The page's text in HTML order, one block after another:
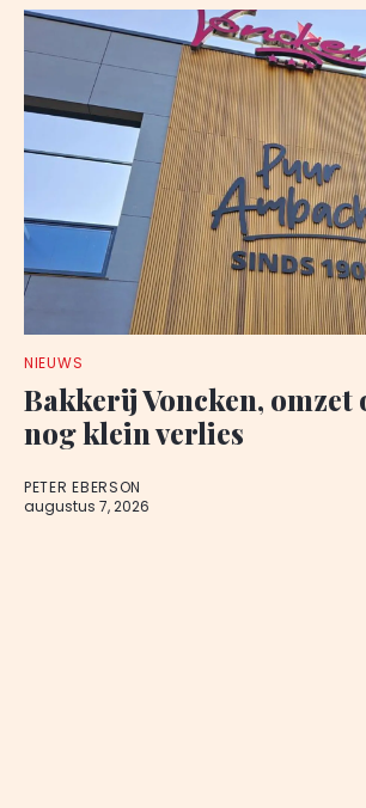
NIEUWS
Bakkerij Voncken, omzet
nog klein verlies
PETER EBERSON
augustus 7, 2026